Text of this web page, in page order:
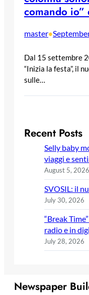
comando io”
master•
Dal 15 settembre
“Inizia la festa”, il
sulle…
Recent Posts
Selly baby
viaggi e
August 5, 2026
SVOSIL: il
July 30, 2026
“Break
radio e in
July 28, 2026
Newspaper